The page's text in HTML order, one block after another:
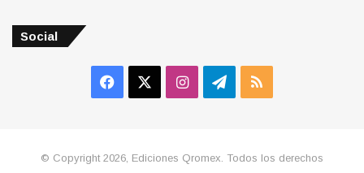
Social
Facebook InstagramTelegram
RSS
© Copyright 2026, Ediciones Qromex. Todos los derechos